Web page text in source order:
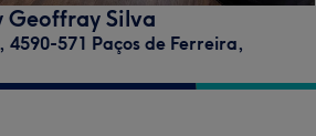
Geoffray Silva
4590-571 Paços de Ferreira,